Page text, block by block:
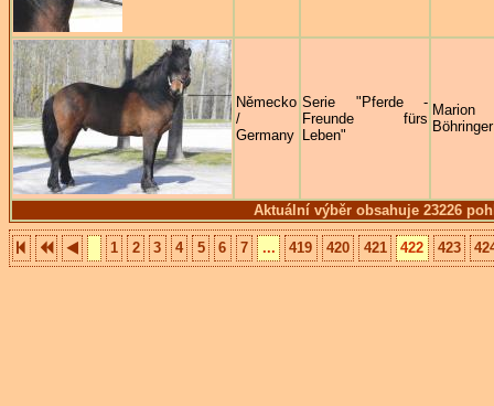
Aktuální výběr obsahuje 23226
Německo
/
Germany
Serie "Pferde -
Freunde fürs
Leben"
Marion
Böhringer
1 2 3 4 5 6 7 ... 419 420 421 422 423